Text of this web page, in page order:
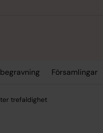
Församlingar
trefaldighet